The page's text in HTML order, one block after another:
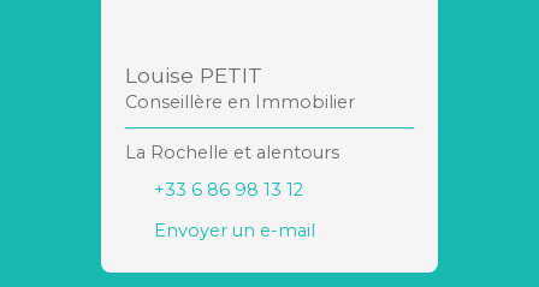
Louise PETIT
Conseillère en Immobilier
La Rochelle et alentours
+33 6 86 98 13 12
Envoyer un e-mail